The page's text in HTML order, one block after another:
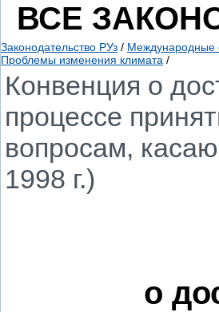
ВСЕ
Законодательство РУз / Международные
Проблемы изменения климата /
Конвенция о
процессе
вопросам,
1998 г.)
о